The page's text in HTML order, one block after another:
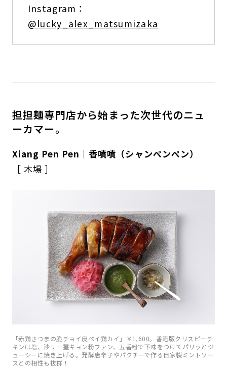
Instagram：
@lucky_alex_matsumizaka
担担麺専門店から始まった次世代のニュ
ーカマー。
Xiang Pen Pen｜香噴噴（シャンペンペン）
［ 木場 ］
「赤鶏さつまの脆チョイ皮ペイ鶏カイ」￥1,600。香港版クリスピーチ
キンは塩、沙サー薑キョン粉ファン、五香粉で下味をつけてパリッとジ
ューシーに焼き上げる。発酵唐辛子やパクチーで作る自家製ミントソー
スとの相性も抜群！